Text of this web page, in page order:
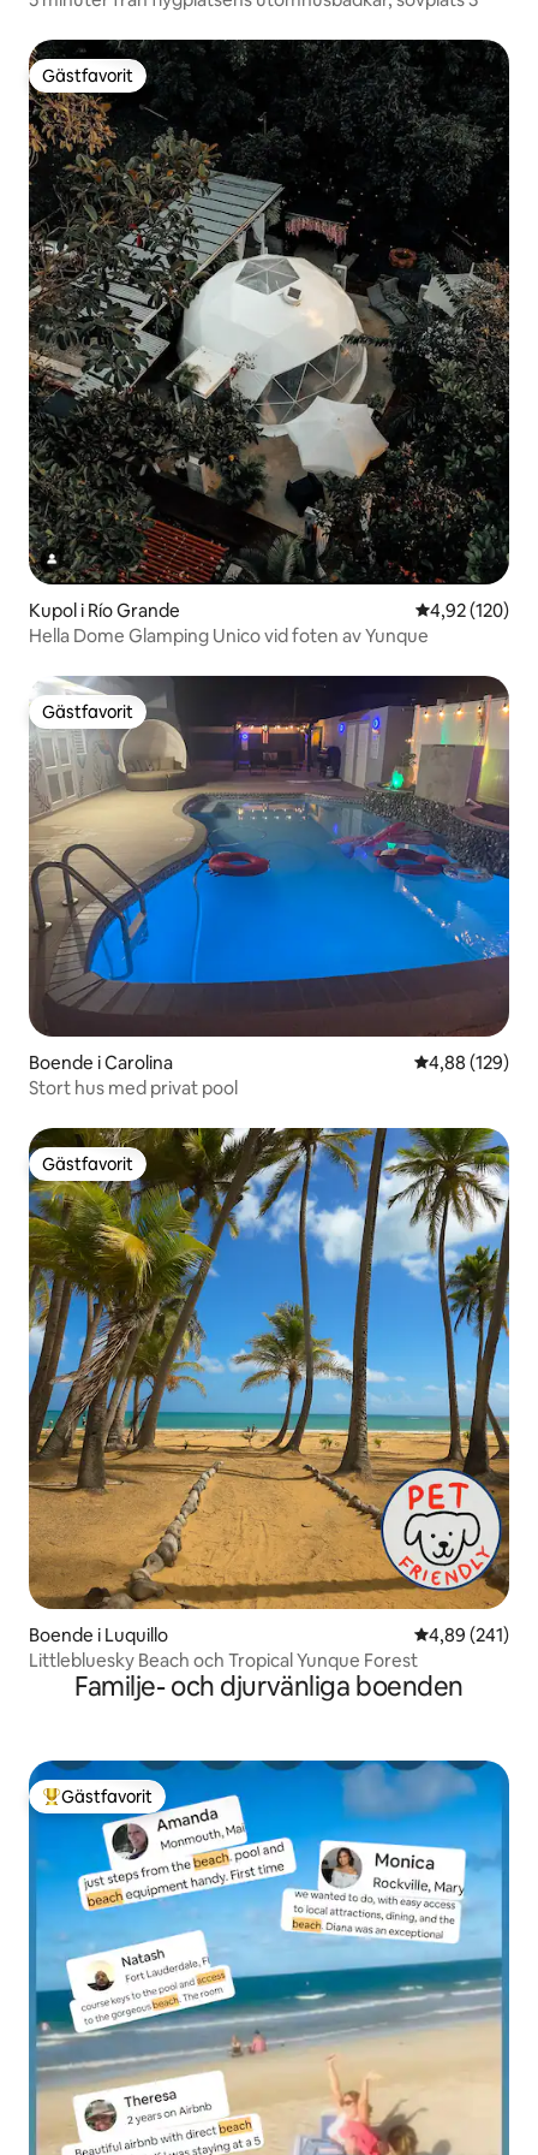
Gästfavorit
Gästfavorit
Kupol i Río Grande 4,92 av 5 i
4,92 (120)
Hella Dome Glamping Unico vid foten av Yunque
Gästfavorit
Gästfavorit
Boende i Carolina 4,88 av 5 i
4,88 (129)
Stort hus med privat pool
Gästfavorit
Gästfavorit
Boende i Luquillo 4,89 av 5 i
4,89 (241)
Littlebluesky Beach och Tropical Yunque Forest
Familje- och djurvänliga boenden
Populär gästfavorit
Gästfavorit